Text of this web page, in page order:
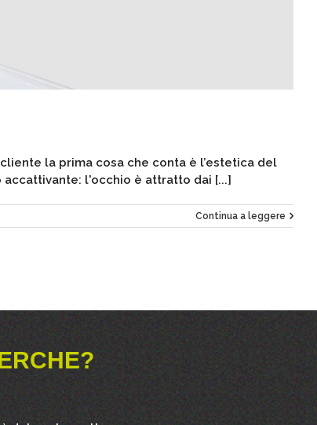
la prima cosa che conta è l’estetica del
l'occhio è attratto dai [...]
Continua a leggere